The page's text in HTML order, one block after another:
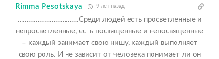
Rimma Pesotskaya 9 лет назад
…………………………….Среди людей есть просветленные и
непросветленные, есть посвященные и непосвященные
– каждый занимает свою нишу, каждый выполняет
свою роль. И не зависит от человека понимает ли он